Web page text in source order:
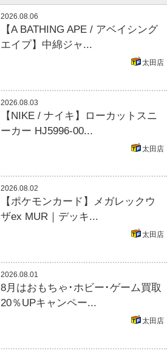
2026.08.06
【A BATHING APE / アベイシング
エイプ】中綿ジャ...
太田店
2026.08.03
【NIKE / ナイキ】ローカットスニ
ーカー HJ5996-00...
太田店
2026.08.02
【ポケモンカード】メガレックウ
ザex MUR｜デッキ...
太田店
2026.08.01
8月はおもちゃ･ホビー･ゲーム買取
20％UPキャンペー...
太田店